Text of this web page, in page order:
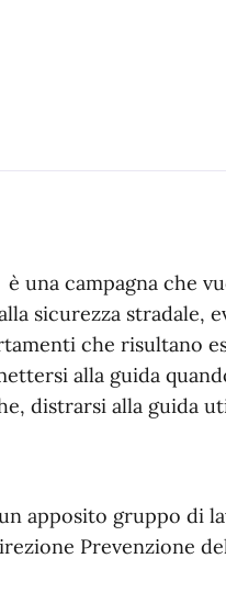
una campagna che
sicurezza stradale,
che risultano
alla guida
distrarsi alla guida
apposito gruppo di
Prevenzione